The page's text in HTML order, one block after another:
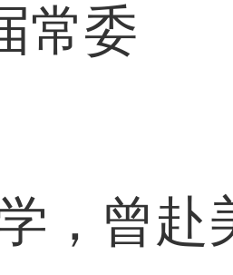
常委
，曾赴